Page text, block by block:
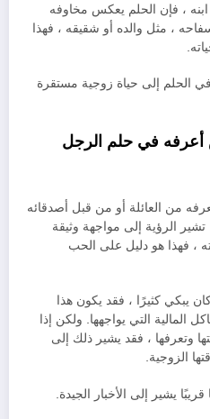
، فإن الحلم يعكس مخاوفه
، مثل والده أو شقيقه ، فهذا
الحلم إلى حياة زوجية مستقرة
في حلم الرجل
من العائلة أو من قبل أصدقائه
الرؤية إلى مواجهة وثيقة
، فهذا هو دليل على الحب
يبكي كثيرًا ، فقد يكون هذا
المالية التي يواجهها. ولكن إذا
وتعرفها ، فقد يشير ذلك إلى
الزوجية.
يشير إلى الأخبار الجيدة.